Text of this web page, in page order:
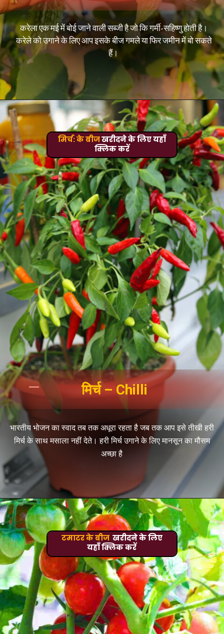
करेला एक मई में बोई जाने वाली सब्जी है जो कि गर्मी-सहिष्णु होती है।
करेले को उगाने के लिए आप इसके बीज गमले या फिर जमीन में बो सकते
हैं।
भारतीय भोजन का स्वाद तब तक अधूरा रहता है जब तक आप इसे तीखी हरी
मिर्च के साथ मसाला नहीं देते। हरी मिर्च उगाने के लिए मानसून का मौसम
अच्छा है
मिर्च – Chilli
मिर्च: के बीजखरीदने के लिए यहाँ
क्लिक करें
टमाटर के बीज खरीदने के लिए
यहाँ क्लिक करें